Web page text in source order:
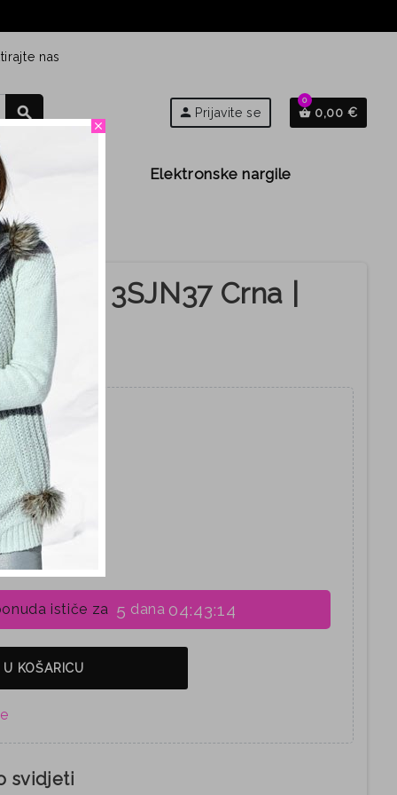
nas
search person Prijavite se shopping_basket
0
0,00 €
Elektronske nargile
žene 3SJN37 Crna |
37
ističe za 5 dana 04:43:13
KOŠARICU
svidjeti
close